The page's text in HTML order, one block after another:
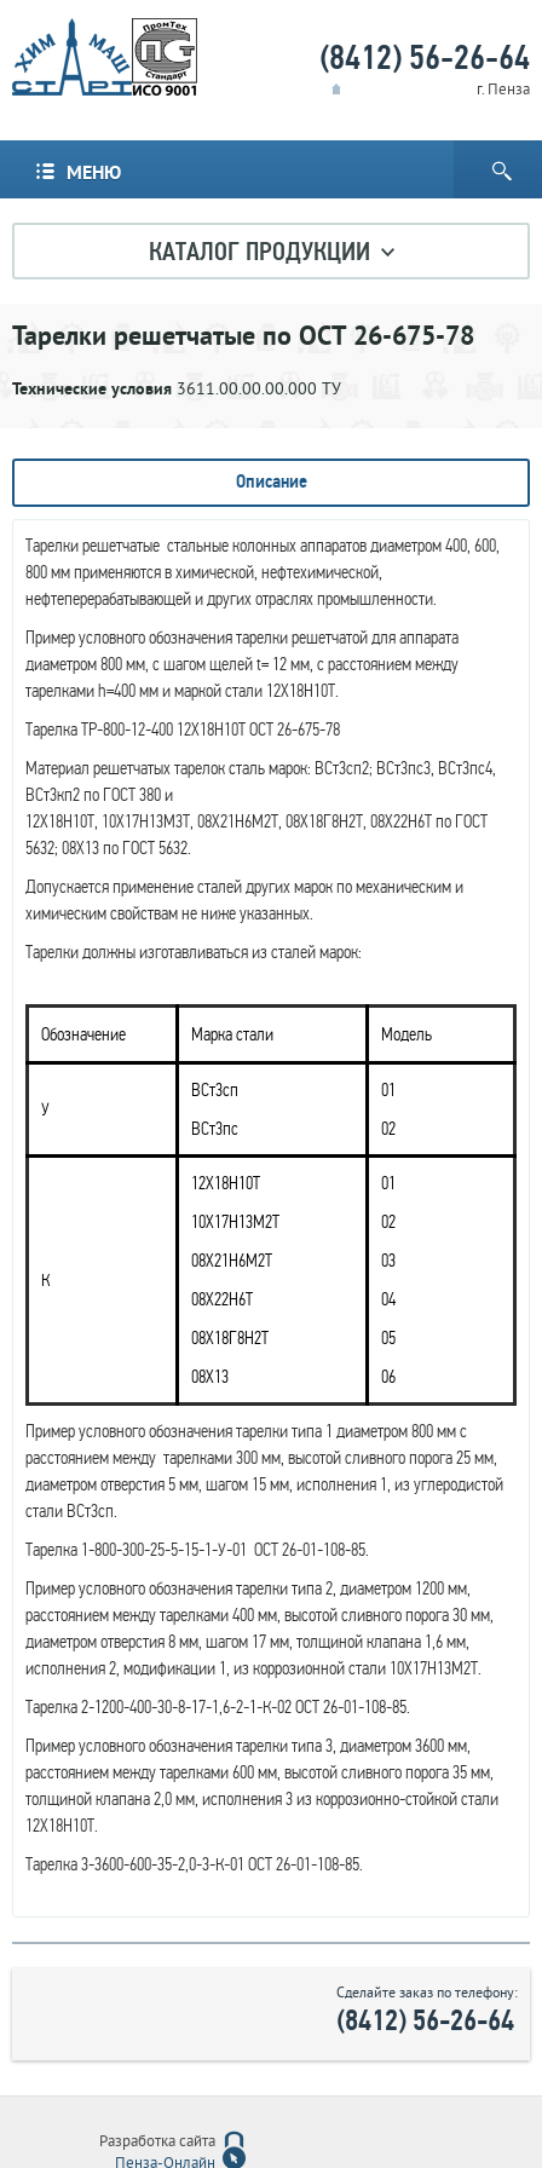
(8412) 56-26-64
г. Пенза
МЕНЮ
КАТАЛОГ ПРОДУКЦИИ
Тарелки решетчатые по ОСТ 26-675-78
Технические условия 3611.00.00.00.000 ТУ
Описание
Тарелки решетчатые стальные колонных аппаратов диаметром 400, 600,
800 мм применяются в химической, нефтехимической,
нефтеперерабатывающей и других отраслях промышленности.
Пример условного обозначения тарелки решетчатой для аппарата
диаметром 800 мм, с шагом щелей t= 12 мм, с расстоянием между
тарелками h=400 мм и маркой стали 12Х18Н10Т.
Тарелка ТР-800-12-400 12Х18Н10Т ОСТ 26-675-78
Материал решетчатых тарелок сталь марок: ВСт3сп2; ВСт3пс3, ВСт3пс4,
ВСт3кп2 по ГОСТ 380 и
12Х18Н10Т, 10Х17Н13М3Т, 08Х21Н6М2Т, 08Х18Г8Н2Т, 08Х22Н6Т по ГОСТ
5632; 08Х13 по ГОСТ 5632.
Допускается применение сталей других марок по механическим и
химическим свойствам не ниже указанных.
Тарелки должны изготавливаться из сталей марок:
Обозначение Марка стали Модель
У
ВСт3сп
ВСт3пс
01
02
К
12Х18Н10Т
10Х17Н13М2Т
08Х21Н6М2Т
08Х22Н6Т
08Х18Г8Н2Т
08Х13
01
02
03
04
05
06
Пример условного обозначения тарелки типа 1 диаметром 800 мм с
расстоянием между тарелками 300 мм, высотой сливного порога 25 мм,
диаметром отверстия 5 мм, шагом 15 мм, исполнения 1, из углеродистой
стали ВСт3сп.
Тарелка 1-800-300-25-5-15-1-У-01 ОСТ 26-01-108-85.
Пример условного обозначения тарелки типа 2, диаметром 1200 мм,
расстоянием между тарелками 400 мм, высотой сливного порога 30 мм,
диаметром отверстия 8 мм, шагом 17 мм, толщиной клапана 1,6 мм,
исполнения 2, модификации 1, из коррозионной стали 10Х17Н13М2Т.
Тарелка 2-1200-400-30-8-17-1,6-2-1-К-02 ОСТ 26-01-108-85.
Пример условного обозначения тарелки типа 3, диаметром 3600 мм,
расстоянием между тарелками 600 мм, высотой сливного порога 35 мм,
толщиной клапана 2,0 мм, исполнения 3 из коррозионно-стойкой стали
12Х18Н10Т.
Тарелка 3-3600-600-35-2,0-3-К-01 ОСТ 26-01-108-85.
Сделайте заказ по телефону:
(8412) 56-26-64
Разработка сайта